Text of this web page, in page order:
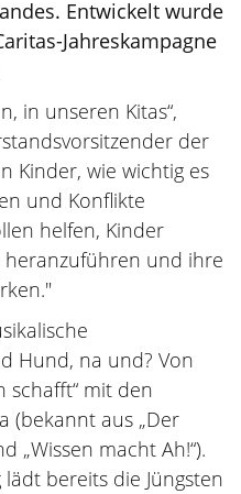
Entwickelt wurde
Jahreskampagne
in unseren Kitas“,
der
Kinder, wie wichtig es
und Konflikte
helfen, Kinder
heranzuführen und ihre
Hund, na und? Von
schafft“ mit den
(bekannt aus „Der
„Wissen macht Ah!“).
bereits die Jüngsten